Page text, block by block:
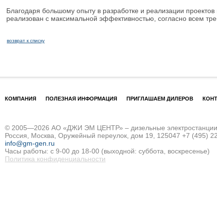
Благодаря большому опыту в разработке и реализации
реализован с максимальной эффективностью, согласно всем
возврат к списку
КОМПАНИЯ ПОЛЕЗНАЯ ИНФОРМАЦИЯ ПРИГЛАШАЕМ ДИЛЕРОВ
© 2005—2026 АО «ДЖИ ЭМ ЦЕНТР» – дизельные электростанции
Россия, Москва, Оружейный переулок, дом 19, 125047 +7 (495)
info@gm-gen.ru
Часы работы: с 9-00 до 18-00 (выходной: суббота, воскресенье)
Политика конфиденциальности